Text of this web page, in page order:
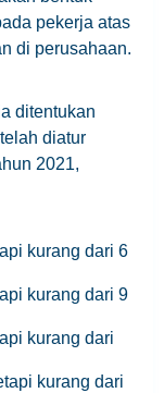
pekerja atas
di perusahaan.
ditentukan
diatur
2021,
kurang dari 6
kurang dari 9
kurang dari
kurang dari